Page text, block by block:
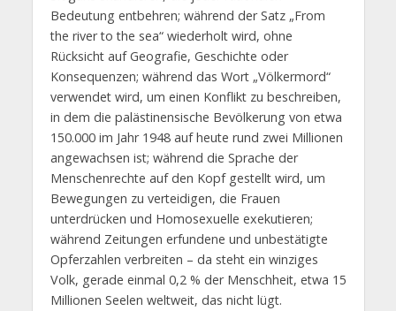
Bedeutung entbehren; während der Satz „From
the river to the sea“ wiederholt wird, ohne
Rücksicht auf Geografie, Geschichte oder
Konsequenzen; während das Wort „Völkermord“
verwendet wird, um einen Konflikt zu beschreiben,
in dem die palästinensische Bevölkerung von etwa
150.000 im Jahr 1948 auf heute rund zwei Millionen
angewachsen ist; während die Sprache der
Menschenrechte auf den Kopf gestellt wird, um
Bewegungen zu verteidigen, die Frauen
unterdrücken und Homosexuelle exekutieren;
während Zeitungen erfundene und unbestätigte
Opferzahlen verbreiten – da steht ein winziges
Volk, gerade einmal 0,2 % der Menschheit, etwa 15
Millionen Seelen weltweit, das nicht lügt.